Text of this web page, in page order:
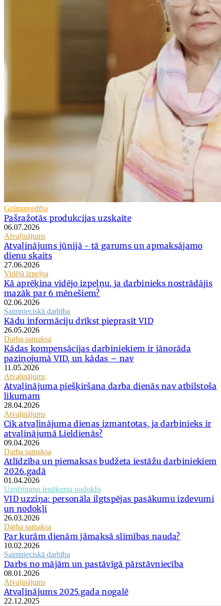
Grāmatvedība
Pašražotās produkcijas uzskaite
06.07.2026
Atvaļinājums
Atvaļinājums jūnijā - tā garums un apmaksājamo
dienu skaits
27.06.2026
Vidējā izpeļņa
Kā aprēķina vidējo izpeļņu, ja darbinieks nostrādājis
mazāk par 6 mēnešiem?
02.06.2026
Saimnieciskā darbība
Kādu informāciju drīkst pieprasīt VID
26.05.2026
Darba samaksa
Kādas kompensācijas darbiniekiem ir jānorāda
paziņojumā VID, un kādas – nav
11.05.2026
Atvaļinājums
Atvaļinājuma piešķiršana darba dienās nav atbilstoša
likumam
28.04.2026
Atvaļinājums
Cik atvaļinājuma dienas izmantotas, ja darbinieks ir
atvaļinājumā Lieldienās?
09.04.2026
Darba samaksa
Atlīdzība un piemaksas budžeta iestāžu darbiniekiem
2026.gadā
01.04.2026
Uzņēmumu ienākuma nodoklis
VID uzziņa: personāla ilgtspējas pasākumu izdevumi
un nodokļi
26.03.2026
Darba samaksa
Par kurām dienām jāmaksā slimības nauda?
10.02.2026
Saimnieciskā darbība
Darbs no mājām un pastāvīgā pārstāvniecība
08.01.2026
Atvaļinājums
Atvaļinājums 2025.gada nogalē
22.12.2025